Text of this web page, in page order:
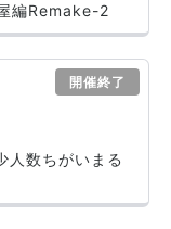
編Remake-2
開催終了
人数ちがいまる